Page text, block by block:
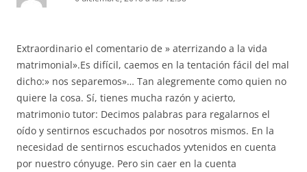
Extraordinario el comentario de » aterrizando a la vida
matrimonial».Es difícil, caemos en la tentación fácil del mal
dicho:» nos separemos»… Tan alegremente como quien no
quiere la cosa. Sí, tienes mucha razón y acierto,
matrimonio tutor: Decimos palabras para regalarnos el
oído y sentirnos escuchados por nosotros mismos. En la
necesidad de sentirnos escuchados yvtenidos en cuenta
por nuestro cónyuge. Pero sin caer en la cuenta